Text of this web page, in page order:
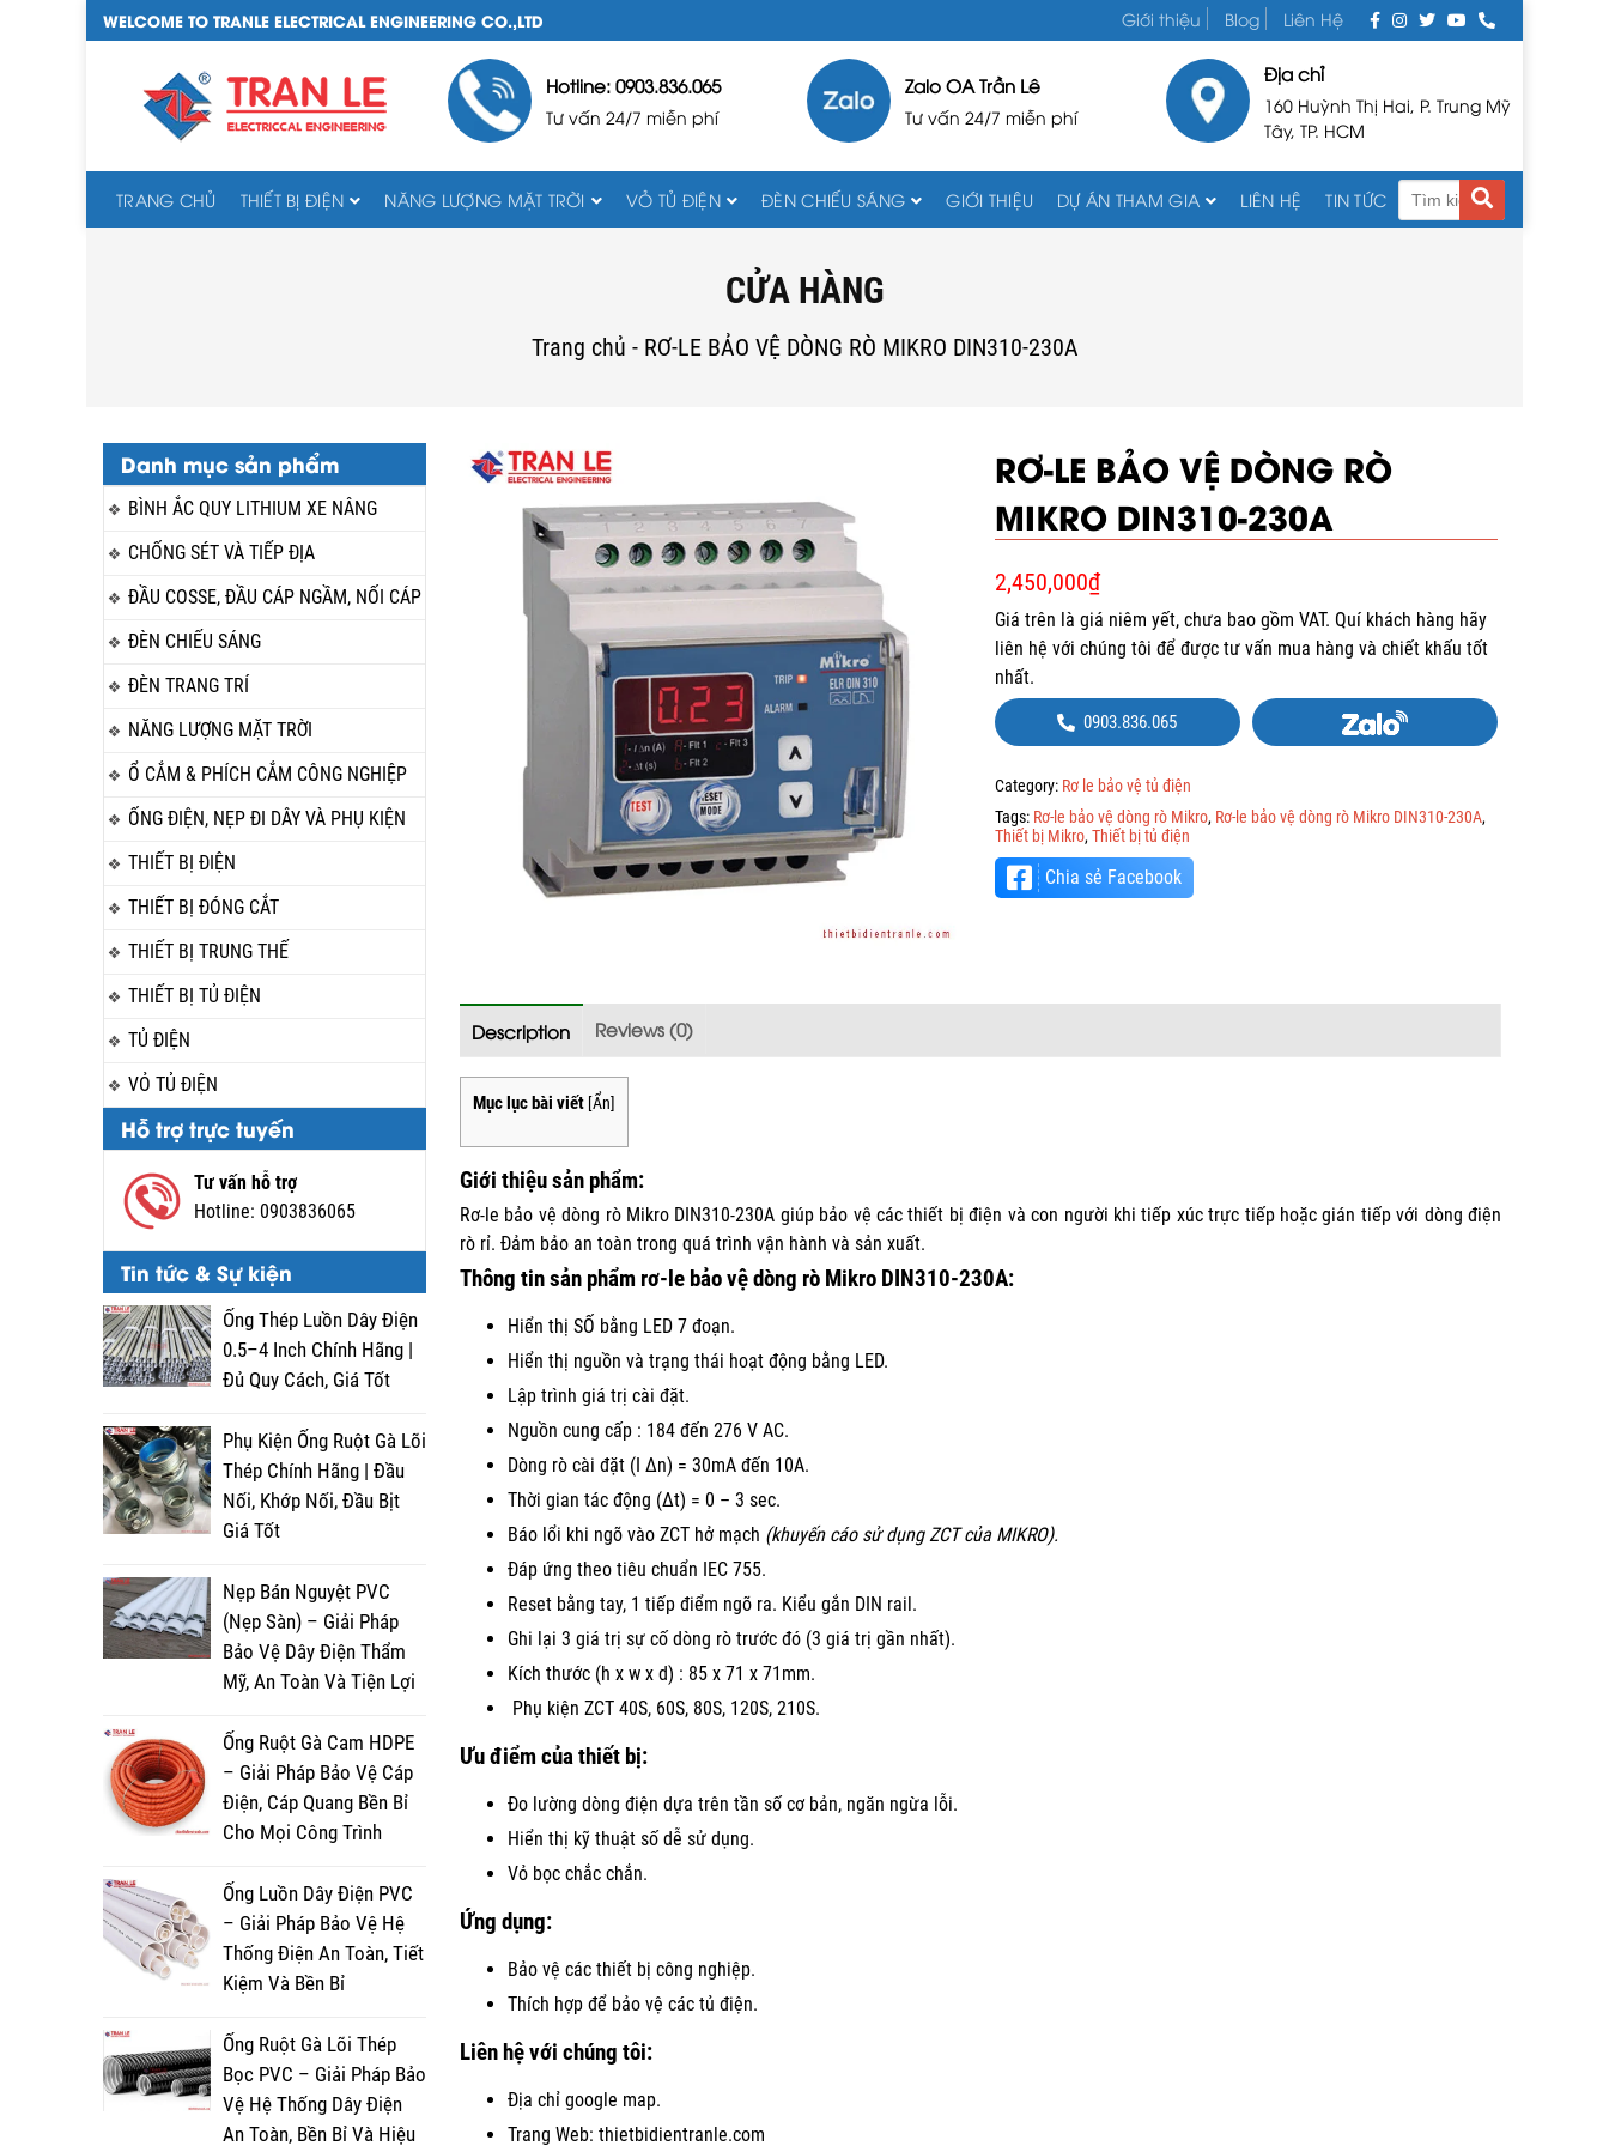
WELCOME TO TRANLE ELECTRICAL ENGINEERING CO.,LTD Giới thiệu Blog Liên Hệ
Hotline: 0903.836.065
Tư vấn 24/7 miễn phí
Zalo OA Trần Lê
Tư vấn 24/7 miễn phí
Địa chỉ
160 Huỳnh Thị Hai, P. Trung Mỹ
Tây, TP. HCM
TRANG CHỦ THIẾT BỊ ĐIỆN NĂNG LƯỢNG MẶT TRỜI VỎ TỦ ĐIỆN ĐÈN CHIẾU SÁNG GIỚI THIỆU DỰ ÁN THAM GIA LIÊN HỆ TIN TỨC
CỬA HÀNG
Trang chủ - RƠ-LE BẢO VỆ DÒNG RÒ MIKRO DIN310-230A
Danh mục sản phẩm
BÌNH ẮC QUY LITHIUM XE NÂNG
CHỐNG SÉT VÀ TIẾP ĐỊA
ĐẦU COSSE, ĐẦU CÁP NGẦM, NỐI CÁP
ĐÈN CHIẾU SÁNG
ĐÈN TRANG TRÍ
NĂNG LƯỢNG MẶT TRỜI
Ổ CẮM & PHÍCH CẮM CÔNG NGHIỆP
ỐNG ĐIỆN, NẸP ĐI DÂY VÀ PHỤ KIỆN
THIẾT BỊ ĐIỆN
THIẾT BỊ ĐÓNG CẮT
THIẾT BỊ TRUNG THẾ
THIẾT BỊ TỦ ĐIỆN
TỦ ĐIỆN
VỎ TỦ ĐIỆN
Hỗ trợ trực tuyến
Tư vấn hỗ trợ
Hotline: 0903836065
Tin tức & Sự kiện
Ống Thép Luồn Dây Điện
0.5–4 Inch Chính Hãng |
Đủ Quy Cách, Giá Tốt
Phụ Kiện Ống Ruột Gà Lõi
Thép Chính Hãng | Đầu
Nối, Khớp Nối, Đầu Bịt
Giá Tốt
Nẹp Bán Nguyệt PVC
(Nẹp Sàn) – Giải Pháp
Bảo Vệ Dây Điện Thẩm
Mỹ, An Toàn Và Tiện Lợi
Ống Ruột Gà Cam HDPE
– Giải Pháp Bảo Vệ Cáp
Điện, Cáp Quang Bền Bỉ
Cho Mọi Công Trình
Ống Luồn Dây Điện PVC
– Giải Pháp Bảo Vệ Hệ
Thống Điện An Toàn, Tiết
Kiệm Và Bền Bỉ
Ống Ruột Gà Lõi Thép
Bọc PVC – Giải Pháp Bảo
Vệ Hệ Thống Dây Điện
An Toàn, Bền Bỉ Và Hiệu
RƠ-LE BẢO VỆ DÒNG RÒ
MIKRO DIN310-230A
2,450,000₫
Giá trên là giá niêm yết, chưa bao gồm VAT. Quí khách hàng hãy
liên hệ với chúng tôi để được tư vấn mua hàng và chiết khấu tốt
nhất.
0903.836.065
Category: Rơ le bảo vệ tủ điện
Tags: Rơ-le bảo vệ dòng rò Mikro, Rơ-le bảo vệ dòng rò Mikro DIN310-230A,
Thiết bị Mikro,Thiết bị tủ điện
Chia sẻ Facebook
Description Reviews (0)
Mục lục bài viết [Ẩn]
Giới thiệu sản phẩm:
Rơ-le bảo vệ dòng rò Mikro DIN310-230A giúp bảo vệ các thiết bị điện và con người khi tiếp xúc trực tiếp hoặc gián tiếp với dòng điện
rò rỉ. Đảm bảo an toàn trong quá trình vận hành và sản xuất.
Thông tin sản phẩm rơ-le bảo vệ dòng rò Mikro DIN310-230A:
Hiển thị SỐ bằng LED 7 đoạn.
Hiển thị nguồn và trạng thái hoạt động bằng LED.
Lập trình giá trị cài đặt.
Nguồn cung cấp : 184 đến 276 V AC.
Dòng rò cài đặt (I Δn) = 30mA đến 10A.
Thời gian tác động (Δt) = 0 – 3 sec.
Báo lổi khi ngõ vào ZCT hở mạch (khuyến cáo sử dụng ZCT của MIKRO).
Đáp ứng theo tiêu chuẩn IEC 755.
Reset bằng tay, 1 tiếp điểm ngõ ra. Kiểu gắn DIN rail.
Ghi lại 3 giá trị sự cố dòng rò trước đó (3 giá trị gần nhất).
Kích thước (h x w x d) : 85 x 71 x 71mm.
Phụ kiện ZCT 40S, 60S, 80S, 120S, 210S.
Ưu điểm của thiết bị:
Đo lường dòng điện dựa trên tần số cơ bản, ngăn ngừa lỗi.
Hiển thị kỹ thuật số dễ sử dụng.
Vỏ bọc chắc chắn.
Ứng dụng:
Bảo vệ các thiết bị công nghiệp.
Thích hợp để bảo vệ các tủ điện.
Liên hệ với chúng tôi:
Địa chỉ google map.
Trang Web: thietbidientranle.com